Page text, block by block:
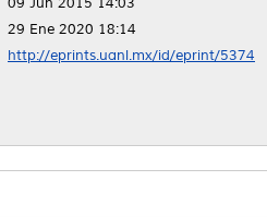
29 Ene 2020 18:14
http://eprints.uanl.mx/id/eprint/5374